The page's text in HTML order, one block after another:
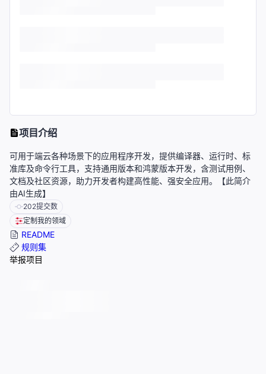
项目介绍
可用于端云各种场景下的应用程序开发，提供编译器、运行时、标
准库及命令行工具，支持通用版本和鸿蒙版本开发，含测试用例、
文档及社区资源，助力开发者构建高性能、强安全应用。【此简介
由AI生成】
202提交数
定制我的领域
README
规则集
举报项目